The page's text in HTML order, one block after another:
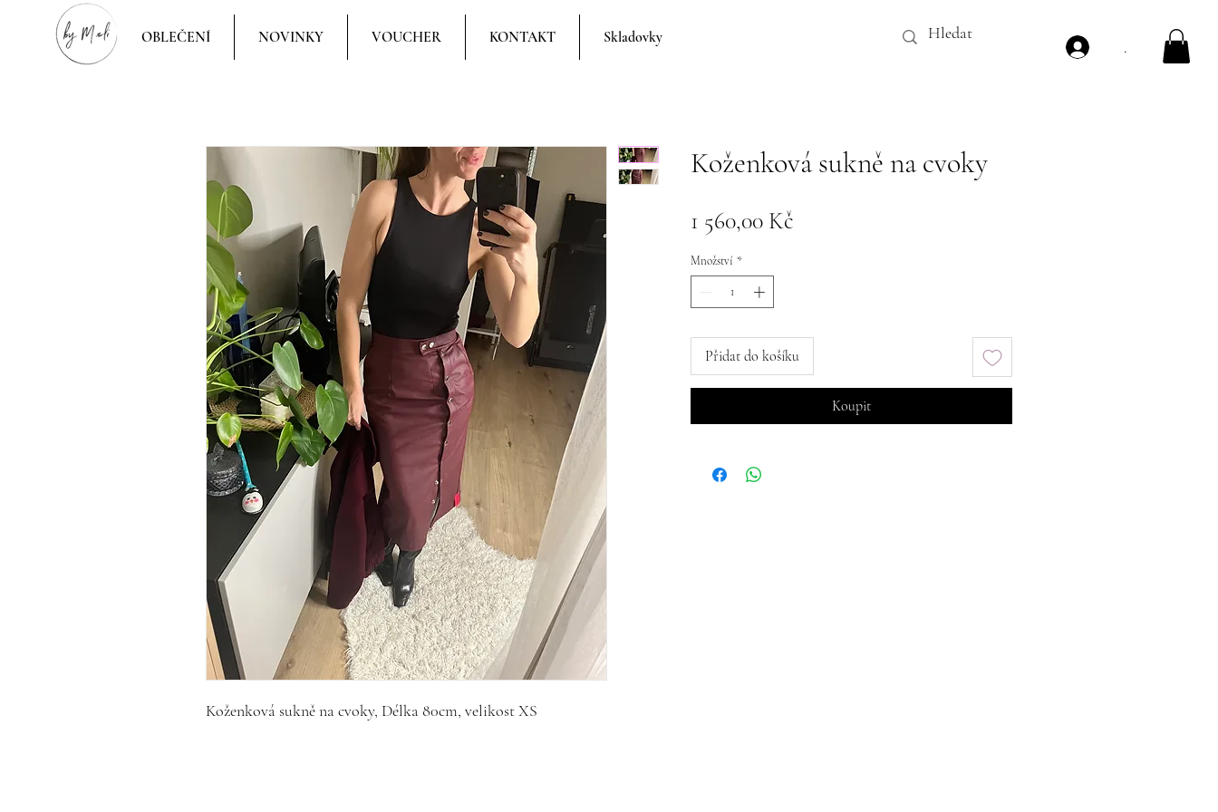
OBLEČENÍ NOVINKY VOUCHER KONTAKT Skladovky .
Koženková sukně na cvoky, Délka 80cm, velikost XS
Koženková sukně na cvoky
1 560,00 Kč
Množství *
Přidat do košíku
Koupit